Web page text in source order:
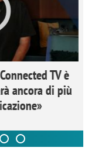
TV è
ancora di più